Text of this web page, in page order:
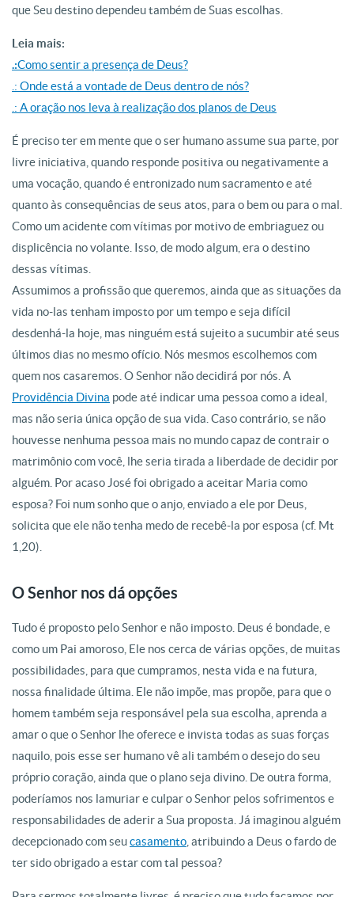
que Seu destino dependeu também de Suas escolhas.
Leia mais:
.:Como sentir a presença de Deus?
.: Onde está a vontade de Deus dentro de nós?
.: A oração nos leva à realização dos planos de Deus
É preciso ter em mente que o ser humano assume sua parte, por
livre iniciativa, quando responde positiva ou negativamente a
uma vocação, quando é entronizado num sacramento e até
quanto às consequências de seus atos, para o bem ou para o mal.
Como um acidente com vítimas por motivo de embriaguez ou
displicência no volante. Isso, de modo algum, era o destino
dessas vítimas.
Assumimos a profissão que queremos, ainda que as situações da
vida no-las tenham imposto por um tempo e seja difícil
desdenhá-la hoje, mas ninguém está sujeito a sucumbir até seus
últimos dias no mesmo ofício. Nós mesmos escolhemos com
quem nos casaremos. O Senhor não decidirá por nós. A
Providência Divina pode até indicar uma pessoa como a ideal,
mas não seria única opção de sua vida. Caso contrário, se não
houvesse nenhuma pessoa mais no mundo capaz de contrair o
matrimônio com você, lhe seria tirada a liberdade de decidir por
alguém. Por acaso José foi obrigado a aceitar Maria como
esposa? Foi num sonho que o anjo, enviado a ele por Deus,
solicita que ele não tenha medo de recebê-la por esposa (cf. Mt
1,20).
O Senhor nos dá opções
Tudo é proposto pelo Senhor e não imposto. Deus é bondade, e
como um Pai amoroso, Ele nos cerca de várias opções, de muitas
possibilidades, para que cumpramos, nesta vida e na futura,
nossa finalidade última. Ele não impõe, mas propõe, para que o
homem também seja responsável pela sua escolha, aprenda a
amar o que o Senhor lhe oferece e invista todas as suas forças
naquilo, pois esse ser humano vê ali também o desejo do seu
próprio coração, ainda que o plano seja divino. De outra forma,
poderíamos nos lamuriar e culpar o Senhor pelos sofrimentos e
responsabilidades de aderir a Sua proposta. Já imaginou alguém
decepcionado com seucasamento, atribuindo a Deus o fardo de
ter sido obrigado a estar com tal pessoa?